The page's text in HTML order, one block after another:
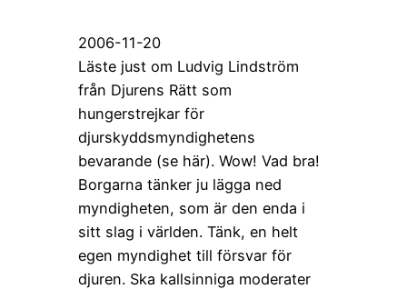
2006-11-20
Läste just om Ludvig Lindström
från Djurens Rätt som
hungerstrejkar för
djurskyddsmyndighetens
bevarande (se här). Wow! Vad bra!
Borgarna tänker ju lägga ned
myndigheten, som är den enda i
sitt slag i världen. Tänk, en helt
egen myndighet till försvar för
djuren. Ska kallsinniga moderater